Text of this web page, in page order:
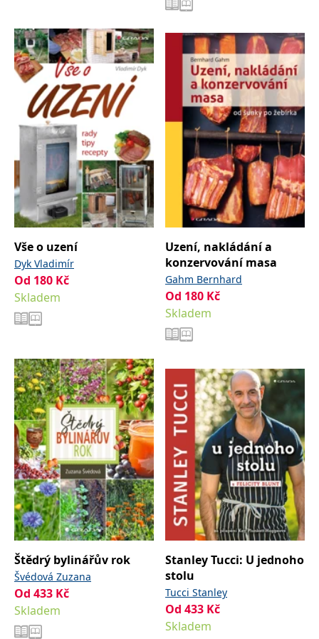
Vše o uzení
Dyk Vladimír
Od 180 Kč
Skladem
Uzení, nakládání a
konzervování masa
Gahm Bernhard
Od 180 Kč
Skladem
Štědrý bylinářův rok
Švédová Zuzana
Od 433 Kč
Skladem
Stanley Tucci: U jednoho
stolu
Tucci Stanley
Od 433 Kč
Skladem
.doubleclick.net
Doubleclick a provádí
informace o tom, jak
koncový uživatel používá
webové stránky a
jakoukoli reklamu,
kterou koncový uživatel
mohl vidět před
návštěvou uvedeného
webu.
uid
.adform.net 2 měsíce
Tento soubor cookie
poskytuje jednoznačně
přiřazené strojově
generované ID uživatele
a shromažďuje údaje o
aktivitě na webu. Tato
data mohou být
odeslána k analýze a
hlášení třetí straně.